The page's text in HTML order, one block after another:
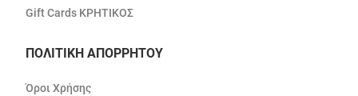
Gift Cards ΚΡΗΤΙΚΟΣ
ΠΟΛΙΤΙΚΗ ΑΠΟΡΡΗΤΟΥ
Όροι Χρήσης